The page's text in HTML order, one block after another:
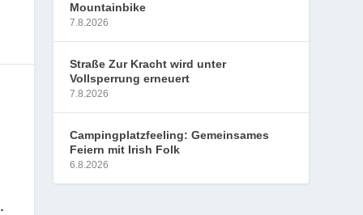
Mountainbike
7.8.2026
Straße Zur Kracht wird unter
Vollsperrung erneuert
7.8.2026
Campingplatzfeeling: Gemeinsames
Feiern mit Irish Folk
6.8.2026